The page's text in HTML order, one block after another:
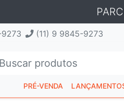
(11) 9 9845-9273
PRÉ-VENDA